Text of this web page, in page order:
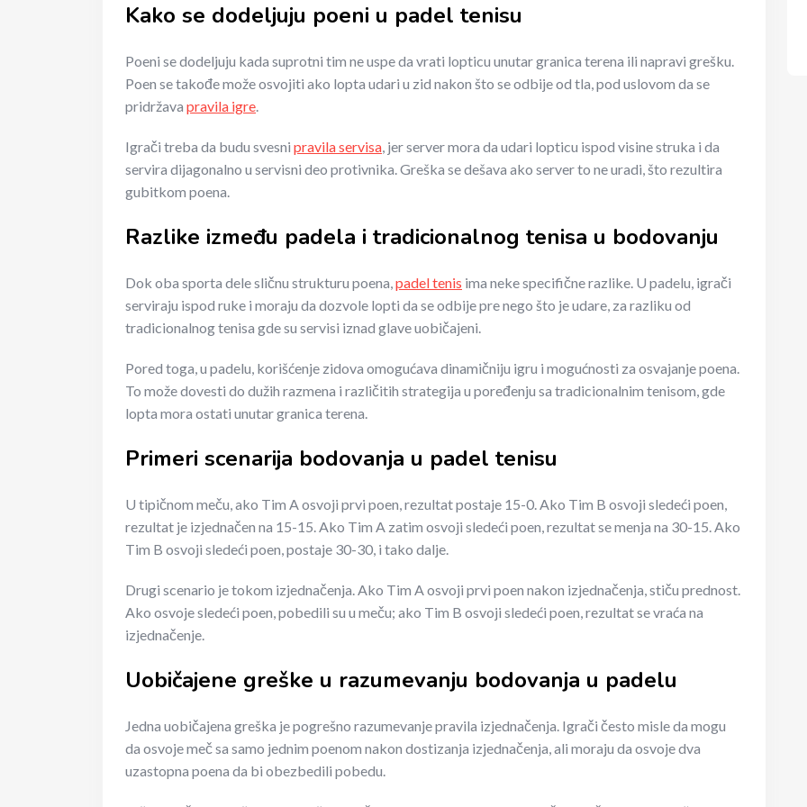
Kako se dodeljuju poeni u padel tenisu
Poeni se dodeljuju kada suprotni tim ne uspe da vrati lopticu unutar granica terena ili napravi grešku.
Poen se takođe može osvojiti ako lopta udari u zid nakon što se odbije od tla, pod uslovom da se
pridržava pravila igre.
Igrači treba da budu svesni pravila servisa, jer server mora da udari lopticu ispod visine struka i da
servira dijagonalno u servisni deo protivnika. Greška se dešava ako server to ne uradi, što rezultira
gubitkom poena.
Razlike između padela i tradicionalnog tenisa u bodovanju
Dok oba sporta dele sličnu strukturu poena,padel tenis ima neke specifične razlike. U padelu, igrači
serviraju ispod ruke i moraju da dozvole lopti da se odbije pre nego što je udare, za razliku od
tradicionalnog tenisa gde su servisi iznad glave uobičajeni.
Pored toga, u padelu, korišćenje zidova omogućava dinamičniju igru i mogućnosti za osvajanje poena.
To može dovesti do dužih razmena i različitih strategija u poređenju sa tradicionalnim tenisom, gde
lopta mora ostati unutar granica terena.
Primeri scenarija bodovanja u padel tenisu
U tipičnom meču, ako Tim A osvoji prvi poen, rezultat postaje 15-0. Ako Tim B osvoji sledeći poen,
rezultat je izjednačen na 15-15. Ako Tim A zatim osvoji sledeći poen, rezultat se menja na 30-15. Ako
Tim B osvoji sledeći poen, postaje 30-30, i tako dalje.
Drugi scenario je tokom izjednačenja. Ako Tim A osvoji prvi poen nakon izjednačenja, stiču prednost.
Ako osvoje sledeći poen, pobedili su u meču; ako Tim B osvoji sledeći poen, rezultat se vraća na
izjednačenje.
Uobičajene greške u razumevanju bodovanja u padelu
Jedna uobičajena greška je pogrešno razumevanje pravila izjednačenja. Igrači često misle da mogu
da osvoje meč sa samo jednim poenom nakon dostizanja izjednačenja, ali moraju da osvoje dva
uzastopna poena da bi obezbedili pobedu.